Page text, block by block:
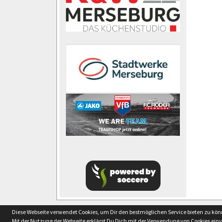
soccero.de
© 2006 - 2026
Diese Webseite verwendet Cookies, um Dir den bestmöglichen Service bieten zu